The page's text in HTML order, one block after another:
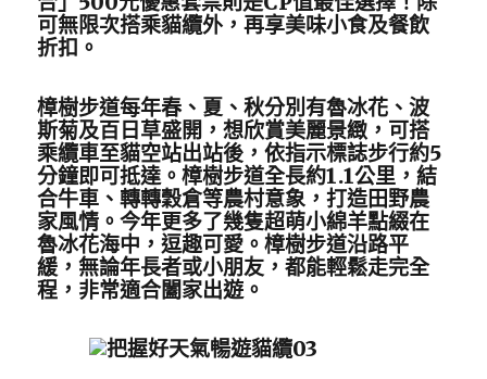
可無限次搭乘貓纜外，再享美味小食及餐飲
折扣。
樟樹步道每年春、夏、秋分別有魯冰花、波
斯菊及百日草盛開，想欣賞美麗景緻，可搭
乘纜車至貓空站出站後，依指示標誌步行約5
分鐘即可抵達。樟樹步道全長約1.1公里，結
合牛車、轉轉穀倉等農村意象，打造田野農
家風情。今年更多了幾隻超萌小綿羊點綴在
魯冰花海中，逗趣可愛。樟樹步道沿路平
緩，無論年長者或小朋友，都能輕鬆走完全
程，非常適合闔家出遊。